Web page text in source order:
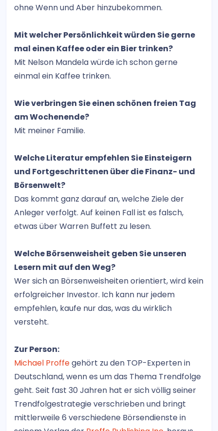
ohne Wenn und Aber hinzubekommen.
Mit welcher Persönlichkeit würden Sie gerne
mal einen Kaffee oder ein Bier trinken?
Mit Nelson Mandela würde ich schon gerne
einmal ein Kaffee trinken.
Wie verbringen Sie einen schönen freien Tag
am Wochenende?
Mit meiner Familie.
Welche Literatur empfehlen Sie Einsteigern
und Fortgeschrittenen über die Finanz- und
Börsenwelt?
Das kommt ganz darauf an, welche Ziele der
Anleger verfolgt. Auf keinen Fall ist es falsch,
etwas über Warren Buffett zu lesen.
Welche Börsenweisheit geben Sie unseren
Lesern mit auf den Weg?
Wer sich an Börsenweisheiten orientiert, wird kein
erfolgreicher Investor. Ich kann nur jedem
empfehlen, kaufe nur das, was du wirklich
versteht.
Zur Person:
Michael Proffegehört zu den TOP-Experten in
Deutschland, wenn es um das Thema Trendfolge
geht. Seit fast 30 Jahren hat er sich völlig seiner
Trendfolgestrategie verschrieben und bringt
mittlerweile 6 verschiedene Börsendienste in